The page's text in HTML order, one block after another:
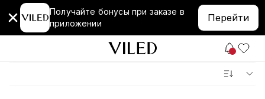
Получайте бонусы при заказе в
приложении
Перейти